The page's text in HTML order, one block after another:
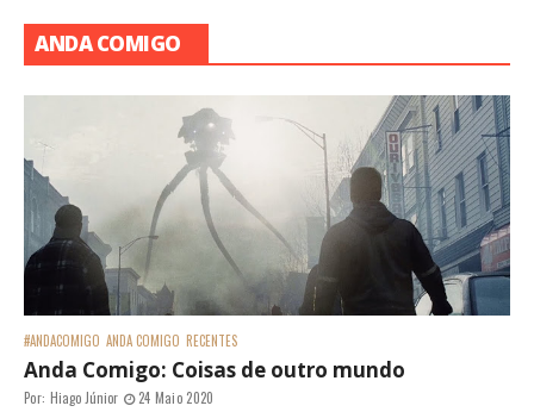
ANDA COMIGO
#ANDACOMIGO ANDA COMIGO RECENTES
Anda Comigo: Coisas de outro mundo
Por: Hiago Júnior 24 Maio 2020